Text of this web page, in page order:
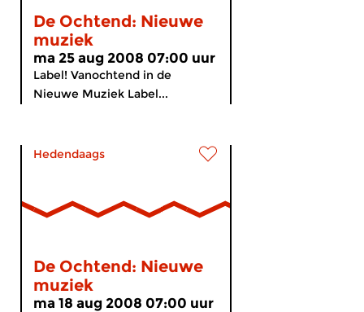
De Ochtend: Nieuwe
muziek
ma 25 aug 2008 07:00 uur
Label! Vanochtend in de
Nieuwe Muziek Label...
Hedendaags
De Ochtend: Nieuwe
muziek
ma 18 aug 2008 07:00 uur